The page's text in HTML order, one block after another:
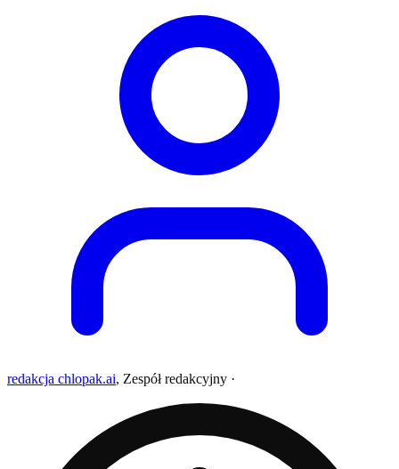
redakcja chlopak.ai, Zespół redakcyjny ·